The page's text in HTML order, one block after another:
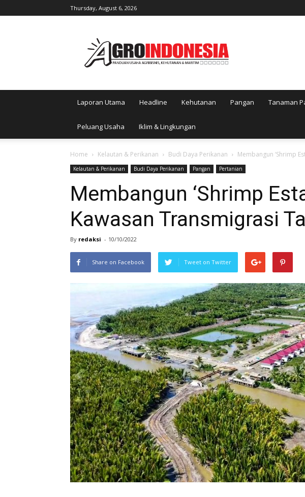
Thursday, August 6, 2026
Laporan Utama Headline Kehutanan Pangan Tanaman
Peluang Usaha Iklim & Lingkungan
Home Kelautan & Perikanan Budi Daya Perikanan Membangun ‘Shrimp
Kelautan & Perikanan Budi Daya Perikanan Pangan Pertanian
Membangun ‘Shrimp
Kawasan Transmigrasi
By redaksi - 10/10/2022
Share on Facebook Tweet on Twitter